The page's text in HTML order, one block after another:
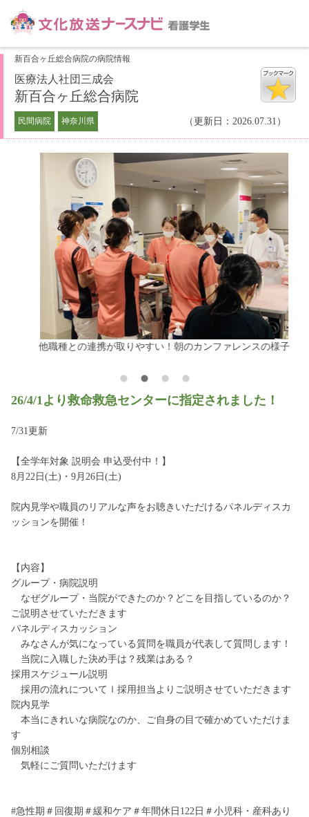
新百合ヶ丘総合病院の病院情報
医療法人社団三成会
新百合ヶ丘総合病院
民間病院 神奈川県 （更新日：2026.07.31）
他職種との連携が取りやすい！朝のカンファレンスの様子
26/4/1より救命救急センターに指定されました！
7/31更新
【全学年対象 説明会 申込受付中！】
8月22日(土)・9月26日(土)
院内見学や職員のリアルな声をお聴きいただけるパネルディスカ
ッションを開催！
【内容】
グループ・病院説明
なぜグループ・当院ができたのか？どこを目指しているのか？
ご説明させていただきます
パネルディスカッション
みなさんが気になっている質問を職員が代表して質問します！
当院に入職した決め手は？残業はある？
採用スケジュール説明
採用の流れについてｌ採用担当よりご説明させていただきます
院内見学
本当にきれいな病院なのか、ご自身の目で確かめていただけま
す
個別相談
気軽にご質問いただけます
#急性期＃回復期＃緩和ケア＃年間休日122日＃小児科・産科あり